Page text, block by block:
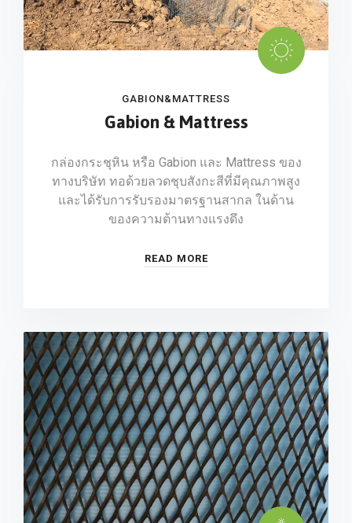
GABION&MATTRESS
Gabion & Mattress
กล่องกระชุหิน หรือ Gabion และ Mattress ของ
ทางบริษัท ทอด้วยลวดชุบสังกะสีที่มีคุณภาพสูง
และได้รับการรับรองมาตรฐานสากล ในด้าน
ของความต้านทางแรงดึง
READ MORE